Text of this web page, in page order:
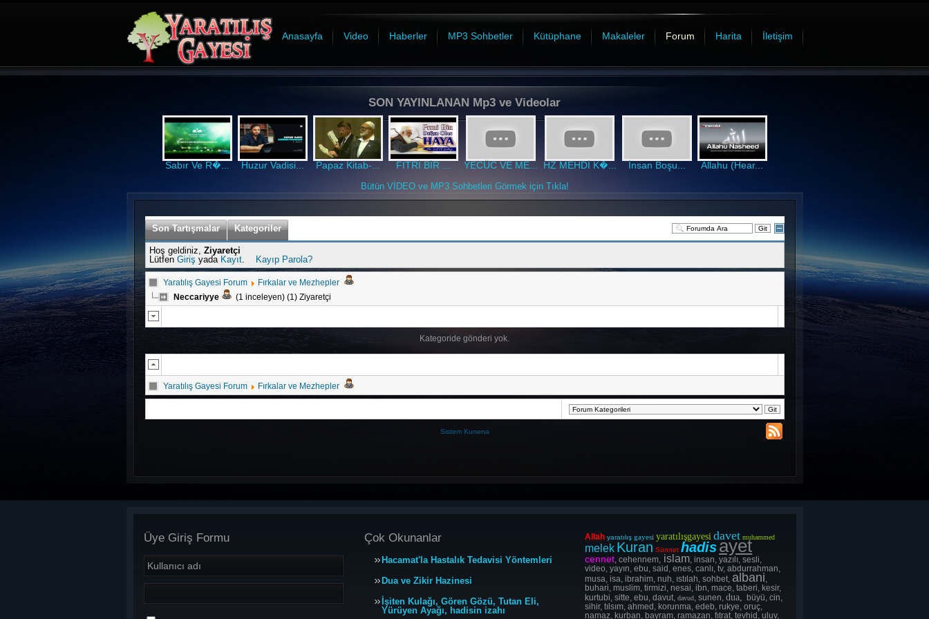
Anasayfa Video Haberler MP3 Sohbetler Kütüphane Makaleler Forum Harita İletişim
SON YAYINLANAN Mp3 ve Videolar
Sabır Ve R�... Huzur Vadisi... Papaz Kitab-... FITRİ BİR ... YECÜC VE ME... HZ MEHDİ K�... İnsan Boşu... Allahu (Hear...
Bütün VİDEO ve MP3 Sohbetleri Görmek için Tıkla!
Son Tartışmalar Kategoriler
Hoş geldiniz, Ziyaretçi
Lütfen Giriş yada Kayıt. Kayıp Parola?
Yaratılış Gayesi Forum
Fırkalar ve Mezhepler
Neccariyye
(1 inceleyen) (1) Ziyaretçi
Kategoride gönderi yok.
Yaratılış Gayesi Forum Fırkalar ve Mezhepler
Sistem Kunena
Üye Giriş Formu Çok Okunanlar
Hacamat'la Hastalık Tedavisi Yöntemleri
Dua ve Zikir Hazinesi
İşiten Kulağı, Gören Gözü, Tutan Eli,
Yürüyen Ayağı, hadisin izahı
Allah yaratılış gayesi yaratılışgayesi davet muhammed
melek Kuran Sünnet hadisayet
cennet, cehennem, islam, insan, yazılı, sesli,
video, yayın, ebu, said, enes, canlı, tv, abdurrahman,
musa, isa, ibrahim, nuh, ıstılah, sohbet,albani,
buhari, muslim, tirmizi, nesai, ibn, mace, taberi, kesir,
kurtubi, sitte, ebu, davut, davud, sunen,dua, büyü, cin,
sihir, tılsım, ahmed, korunma, edeb, rukye, oruç,
namaz, kurban, bayram, ramazan, fıtrat, tevhid, uluv,